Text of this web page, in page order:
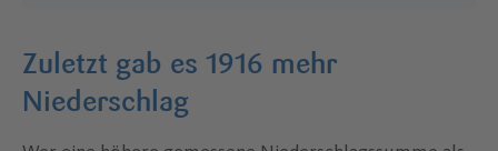
Zuletzt gab es 1916 mehr
Niederschlag